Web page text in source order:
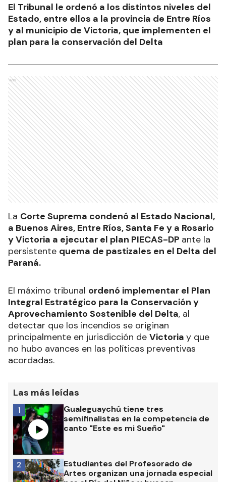
El Tribunal le ordenó a los distintos niveles del
Estado, entre ellos a la provincia de Entre Ríos
y al municipio de Victoria, que implementen el
plan para la conservación del Delta
Ads
La Corte Suprema condenó al Estado Nacional,
a Buenos Aires, Entre Ríos, Santa Fe y a Rosario
y Victoria a ejecutar el plan PIECAS-DP ante la
persistente quema de pastizales en el Delta del
Paraná.
El máximo tribunal ordenó implementar el Plan
Integral Estratégico para la Conservación y
Aprovechamiento Sostenible del Delta, al
detectar que los incendios se originan
principalmente en jurisdicción de Victoria y que
no hubo avances en las políticas preventivas
acordadas.
Las más leídas
Gualeguaychú tiene tres
semifinalistas en la competencia de
canto "Este es mi Sueño"
1
Estudiantes del Profesorado de
Artes organizan una jornada especial
2